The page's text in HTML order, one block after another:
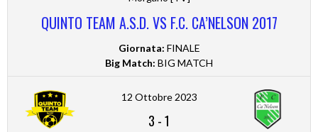
QUINTO TEAM A.S.D. VS F.C. CA’NELSON 2017
Giornata: FINALE
Big Match: BIG MATCH
12 Ottobre 2023
3 -1